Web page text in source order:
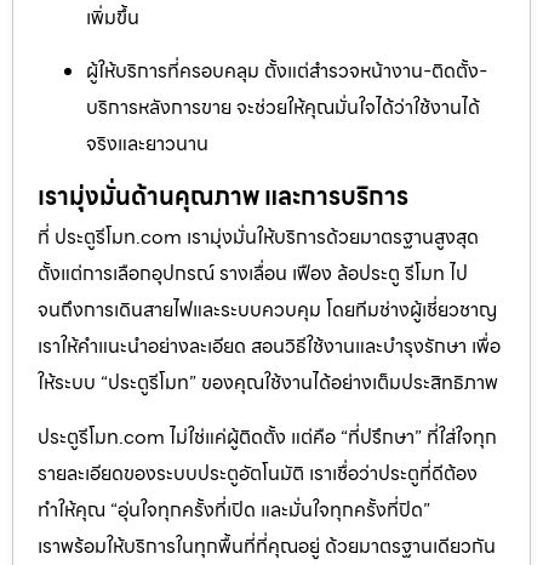
เพิ่มขึ้น
ผู้ให้บริการที่ครอบคลุม ตั้งแต่สำรวจหน้างาน-ติดตั้ง-
บริการหลังการขาย จะช่วยให้คุณมั่นใจได้ว่าใช้งานได้
จริงและยาวนาน
เรามุ่งมั่นด้านคุณภาพ และการบริการ
ที่ ประตูรีโมท.com เรามุ่งมั่นให้บริการด้วยมาตรฐานสูงสุด
ตั้งแต่การเลือกอุปกรณ์ รางเลื่อน เฟือง ล้อประตู รีโมท ไป
จนถึงการเดินสายไฟและระบบควบคุม โดยทีมช่างผู้เชี่ยวชาญ
เราให้คำแนะนำอย่างละเอียด สอนวิธีใช้งานและบำรุงรักษา เพื่อ
ให้ระบบ “ประตูรีโมท” ของคุณใช้งานได้อย่างเต็มประสิทธิภาพ
ประตูรีโมท.com ไม่ใช่แค่ผู้ติดตั้ง แต่คือ “ที่ปรึกษา” ที่ใส่ใจทุก
รายละเอียดของระบบประตูอัตโนมัติ เราเชื่อว่าประตูที่ดีต้อง
ทำให้คุณ “อุ่นใจทุกครั้งที่เปิด และมั่นใจทุกครั้งที่ปิด”
เราพร้อมให้บริการในทุกพื้นที่ที่คุณอยู่ ด้วยมาตรฐานเดียวกัน